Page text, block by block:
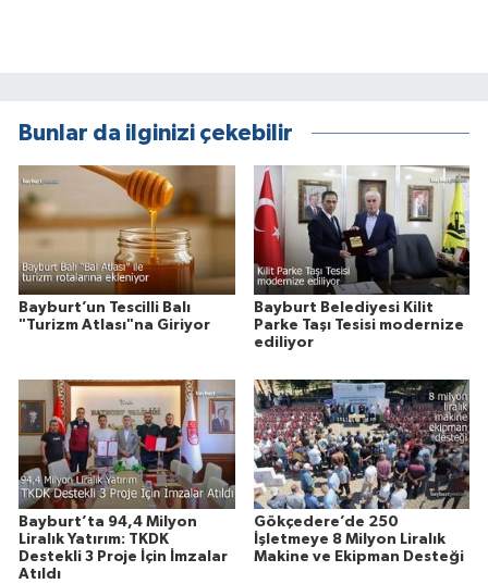
Bunlar da ilginizi çekebilir
Bayburt’un Tescilli Balı
"Turizm Atlası"na Giriyor
Bayburt Belediyesi Kilit
Parke Taşı Tesisi modernize
ediliyor
Bayburt’ta 94,4 Milyon
Liralık Yatırım: TKDK
Destekli 3 Proje İçin İmzalar
Atıldı
Gökçedere’de 250
İşletmeye 8 Milyon Liralık
Makine ve Ekipman Desteği